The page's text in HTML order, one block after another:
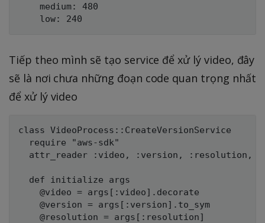
    medium: 480
Tiếp theo mình sẽ tạo service để xử lý video, đây
sẽ là nơi chưa những đoạn code quan trọng nhất
để xử lý video
class VideoProcess::CreateVersionService
  require "aws-sdk"
attr_reader :video, :version, :resolution,
  def initialize args
    @video = args[:video].decorate
    @version = args[:version].to_sym
    @resolution = args[:resolution]